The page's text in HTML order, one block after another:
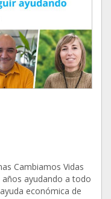
Cambiamos Vidas
ayudando a todo
económica de